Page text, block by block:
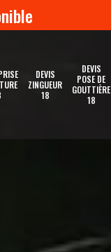
DEVIS
ZINGUEUR
18
DEVIS
POSE DE
GOUTTIÈRE
18